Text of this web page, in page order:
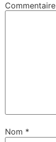
Commentaire
Nom *